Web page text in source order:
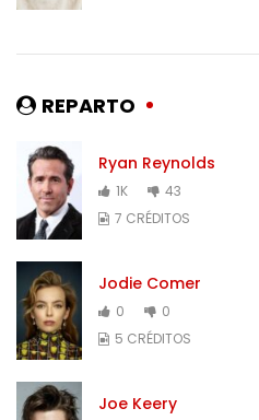
REPARTO
Ryan Reynolds
1K
43
7 CRÉDITOS
Jodie Comer
0
0
5 CRÉDITOS
Joe Keery